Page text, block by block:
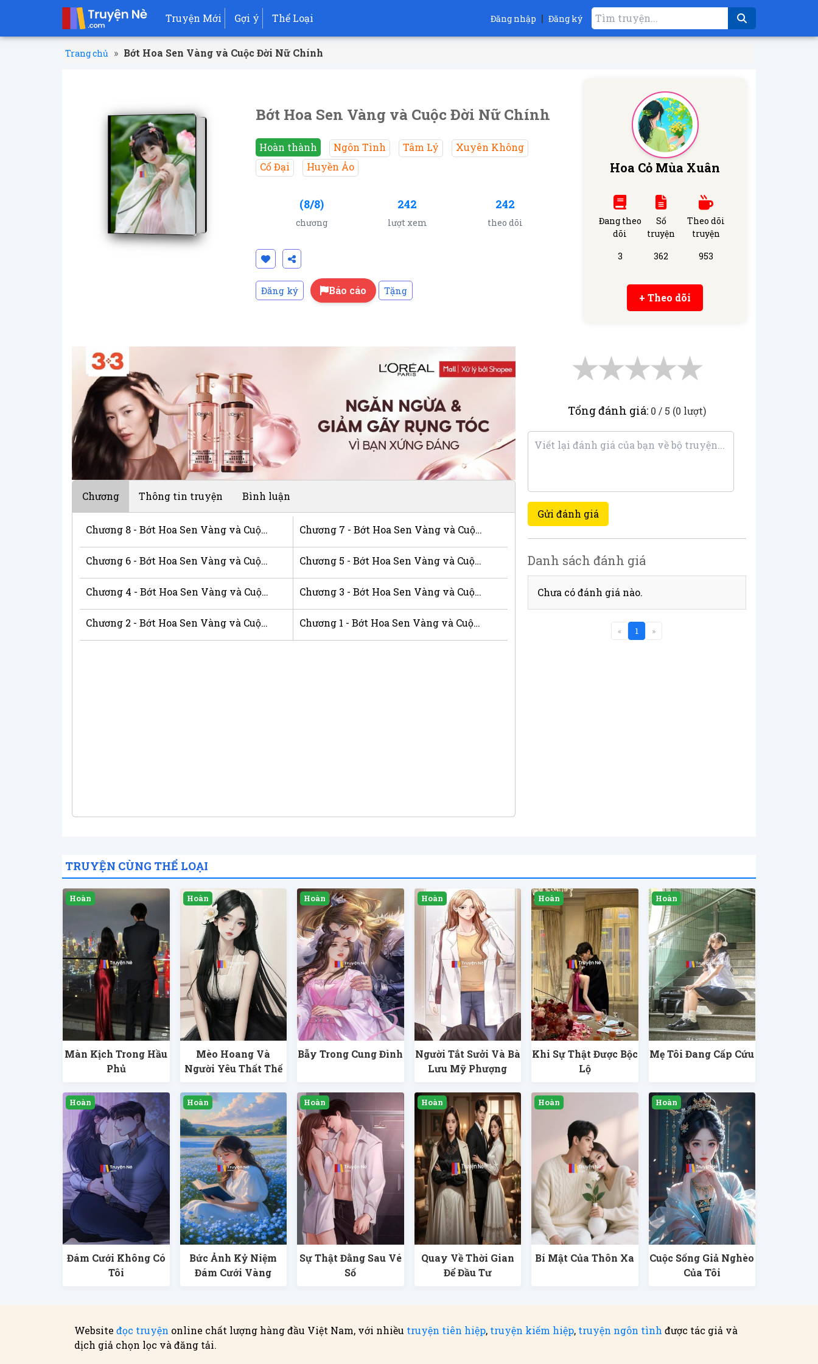
Truyện Mới Gợi ý Thể Loại Đăng nhập | Đăng ký
Trang chủ » Bớt Hoa Sen Vàng và Cuộc Đời Nữ Chính
Bớt Hoa Sen Vàng và Cuộc Đời Nữ Chính
Hoàn thành Ngôn Tình Tâm Lý
Xuyên Không
Cổ Đại
Huyền Ảo
(8/8)
chương
242
lượt xem
242
theo dõi
Đăng ký Báo cáo Tặng
Hoa Cỏ Mùa Xuân
Đang theo
dõi
3
Số
truyện
362
Theo dõi
truyện
953
+ Theo dõi
Chương Thông tin truyện Bình luận
Chương 8 - Bớt Hoa Sen Vàng và Cuộc Đời Nữ Chính Chương 7 - Bớt Hoa Sen Vàng và Cuộc Đời Nữ Chính
Chương 6 - Bớt Hoa Sen Vàng và Cuộc Đời Nữ Chính Chương 5 - Bớt Hoa Sen Vàng và Cuộc Đời Nữ Chính
Chương 4 - Bớt Hoa Sen Vàng và Cuộc Đời Nữ Chính Chương 3 - Bớt Hoa Sen Vàng và Cuộc Đời Nữ Chính
Chương 2 - Bớt Hoa Sen Vàng và Cuộc Đời Nữ Chính Chương 1 - Bớt Hoa Sen Vàng và Cuộc Đời Nữ Chính
★
★
★
★
★
Tổng đánh giá: 0 / 5 (0 lượt)
Gửi đánh giá
Danh sách đánh giá
Chưa có đánh giá nào.
« 1 »
TRUYỆN CÙNG THỂ LOẠI
Màn Kịch Trong Hầu
Phủ
Mèo Hoang Và
Người Yêu Thất Thế
Bẫy Trong Cung Đình
Người Tắt Sưởi Và Bà
Lưu Mỹ Phượng
Khi Sự Thật Được Bộc
Lộ
Mẹ Tôi Đang Cấp Cứu
Đám Cưới Không Có
Tôi
Bức Ảnh Kỷ Niệm
Đám Cưới Vàng
Sự Thật Đằng Sau Vé
Số
Quay Về Thời Gian
Để Đầu Tư
Bí Mật Của Thôn Xa
Cuộc Sống Giả Nghèo
Của Tôi
Website đọc truyện online chất lượng hàng đầu Việt Nam, với nhiều truyện tiên hiệp, truyện kiếm hiệp, truyện ngôn tình được tác giả và
dịch giả chọn lọc và đăng tải.